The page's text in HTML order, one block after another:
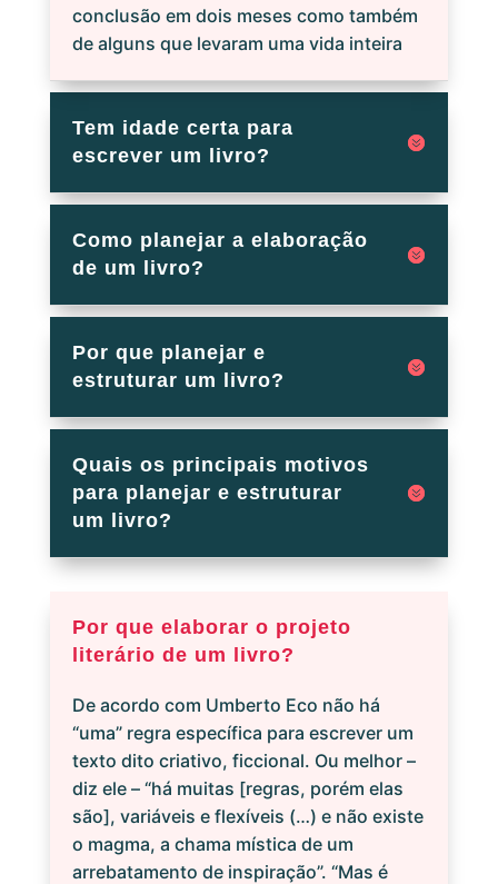
conclusão em dois meses como também
de alguns que levaram uma vida inteira
Tem idade certa para
escrever um livro?
Como planejar a elaboração
de um livro?
Por que planejar e
estruturar um livro?
Quais os principais motivos
para planejar e estruturar
um livro?
Por que elaborar o projeto
literário de um livro?
De acordo com Umberto Eco não há
“uma” regra específica para escrever um
texto dito criativo, ficcional. Ou melhor –
diz ele – “há muitas [regras, porém elas
são], variáveis e flexíveis (…) e não existe
o magma, a chama mística de um
arrebatamento de inspiração”. “Mas é